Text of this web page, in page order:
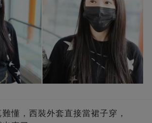
懂，西裝外套直接當裙子穿，